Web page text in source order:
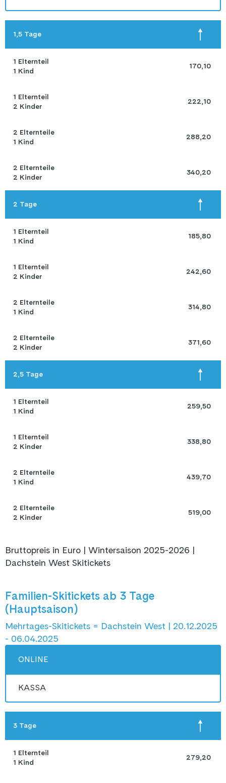
1,5 Tage
1 Elternteil
1 Kind
170,10
1 Elternteil
2 Kinder
222,10
2 Elternteile
1 Kind
288,20
2 Elternteile
2 Kinder
340,20
2 Tage
1 Elternteil
1 Kind
185,80
1 Elternteil
2 Kinder
242,60
2 Elternteile
1 Kind
314,80
2 Elternteile
2 Kinder
371,60
2,5 Tage
1 Elternteil
1 Kind
259,50
1 Elternteil
2 Kinder
338,80
2 Elternteile
1 Kind
439,70
2 Elternteile
2 Kinder
519,00
Bruttopreis in Euro | Wintersaison 2025-2026 |
Dachstein West Skitickets
Familien-Skitickets ab 3 Tage
(Hauptsaison)
Mehrtages-Skitickets = Dachstein West | 20.12.2025
- 06.04.2025
ONLINE
KASSA
3 Tage
1 Elternteil
1 Kind
279,20